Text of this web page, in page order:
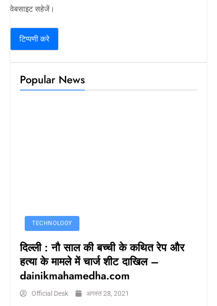
वेबसाइट सहेजें।
Popular News
TECHNOLOGY
दिल्ली : नौ साल की बच्ची के कथित रेप और
हत्या के मामले में चार्ज शीट दाखिल –
dainikmahamedha.com
Official Desk अगस्त 28, 2021